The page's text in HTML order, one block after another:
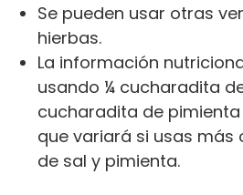
Se pueden usar otras
hierbas.
La información
usando ¼ cucharadita
cucharadita de
que variará si usas
de sal y pimienta.